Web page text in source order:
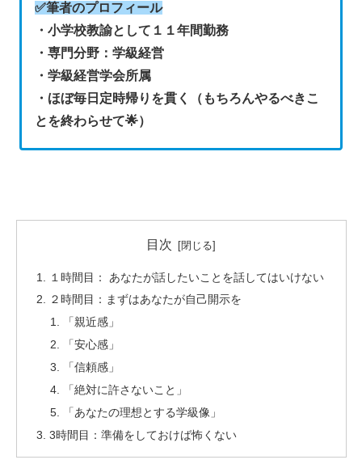
✅筆者のプロフィール
・小学校教諭として１１年間勤務
・専門分野：学級経営
・学級経営学会所属
・ほぼ毎日定時帰りを貫く（もちろんやるべきこ
とを終わらせて🌟）
目次
１時間目： あなたが話したいことを話してはいけない
２時間目：まずはあなたが自己開示を
「親近感」
「安心感」
「信頼感」
「絶対に許さないこと」
「あなたの理想とする学級像」
3時間目：準備をしておけば怖くない